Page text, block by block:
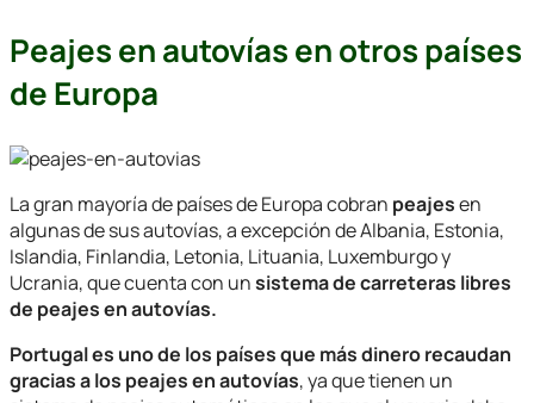
Peajes en autovías en otros países
de Europa
La gran mayoría de países de Europa cobran peajesen
algunas de sus autovías, a excepción de Albania, Estonia,
Islandia, Finlandia, Letonia, Lituania, Luxemburgo y
Ucrania, que cuenta con unsistema de carreteras libres
de peajes en autovías.
Portugal es uno de los países que más dinero recaudan
gracias a los peajes en autovías, ya que tienen un